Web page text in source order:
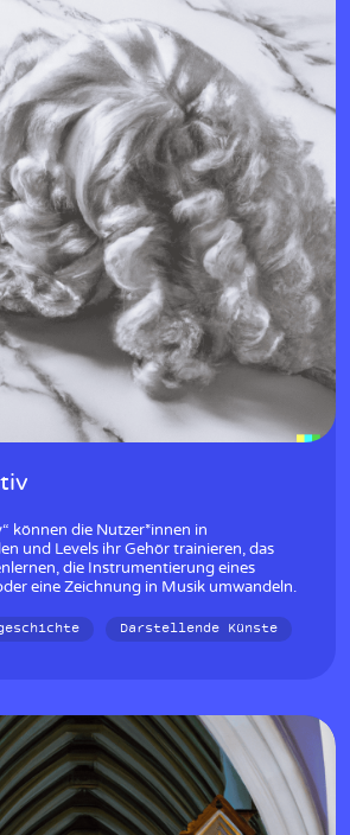
können die Nutzer*innen in
und Levels ihr Gehör trainieren, das
die Instrumentierung eines
eine Zeichnung in Musik umwandeln.
Darstellende Künste